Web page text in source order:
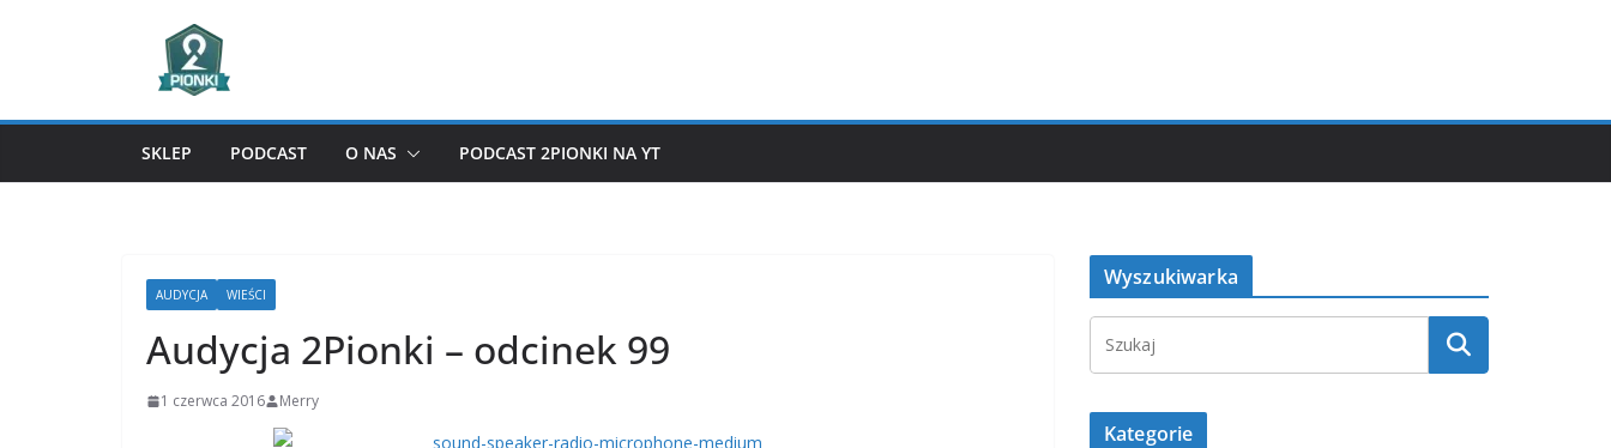
SKLEP PODCAST O NAS PODCAST 2PIONKI NA YT
AUDYCJA WIEŚCI
Audycja 2Pionki – odcinek 99
1 czerwca 2016 Merry
Wyszukiwarka
Kategorie